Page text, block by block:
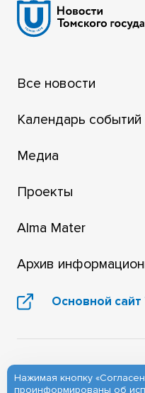
Все новости
Календарь событий
Медиа
Проекты
Alma Mater
Архив
Основной сайт
Нажимая кнопку
проинформированы об